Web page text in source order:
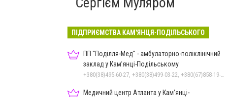
ПІДПРИЄМСТВА КАМ'ЯНЦЯ-ПОДІЛЬСЬКОГО
ПП "Поділля-Мед" - амбулаторно-поліклінічний
заклад у Кам’янці-Подільському
+380(38)495-60-27, +380(38)499-03-22, +380(67)858-19-75
Медичний центр Атланта у Кам’янці-